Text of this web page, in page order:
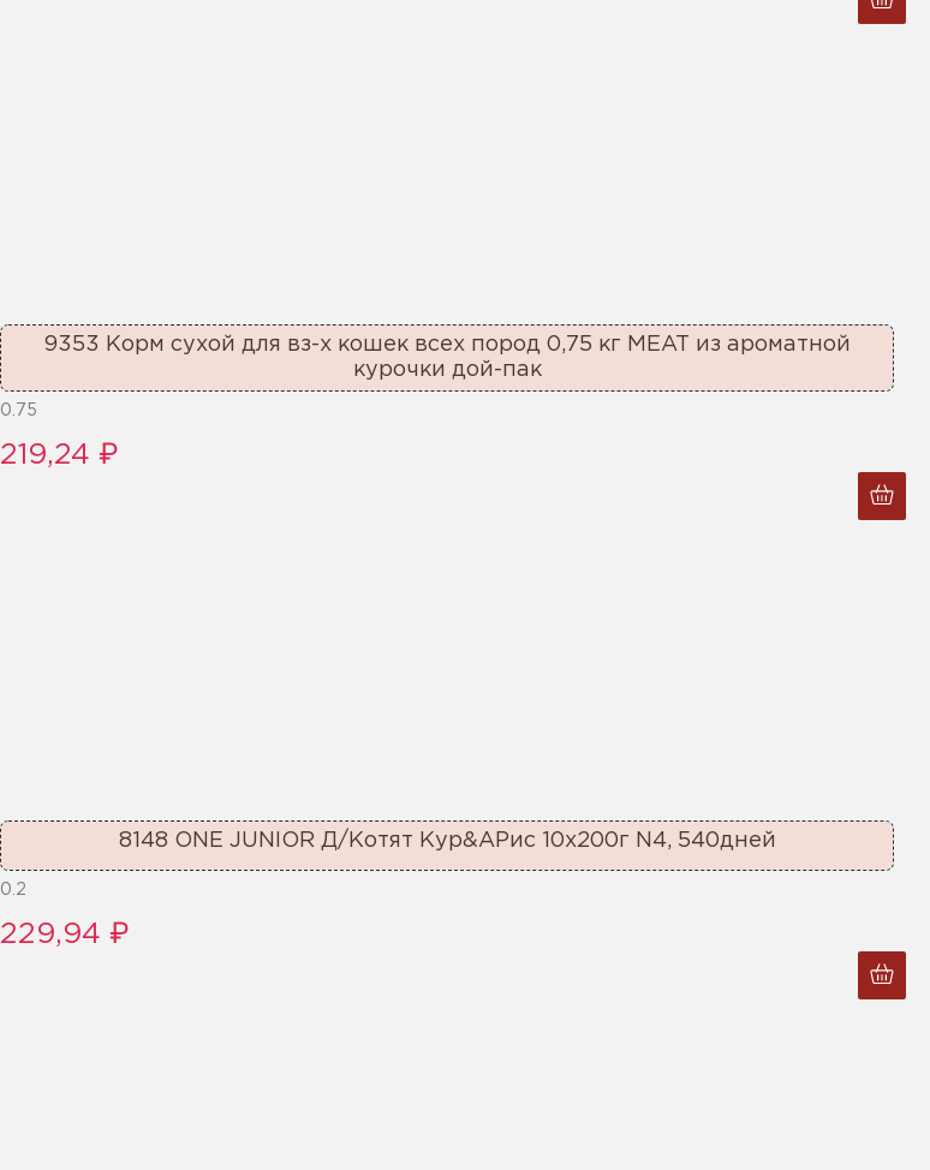
9353 Корм сухой для вз-х кошек всех пород 0,75 кг MEAT из ароматной
курочки дой-пак
0.75
219,24 ₽
8148 ONE JUNIOR Д/Котят Кур&АРис 10x200г N4, 540дней
0.2
229,94 ₽